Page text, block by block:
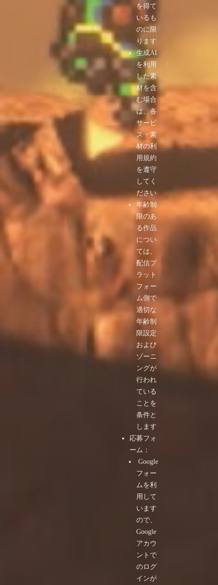
を得て
いるも
のに限
ります
生成AI
を利用
した素
材を含
む場合
は、各
サービ
ス・素
材の利
用規約
を遵守
してく
ださい
年齢制
限のあ
る作品
につい
ては、
配信プ
ラット
フォー
ム側で
適切な
年齢制
限設定
および
ゾーニ
ングが
行われ
ている
ことを
条件と
します
応募フォ
ーム：
Google
フォー
ムを利
用して
います
ので、
Google
アカウ
ントで
のログ
インが